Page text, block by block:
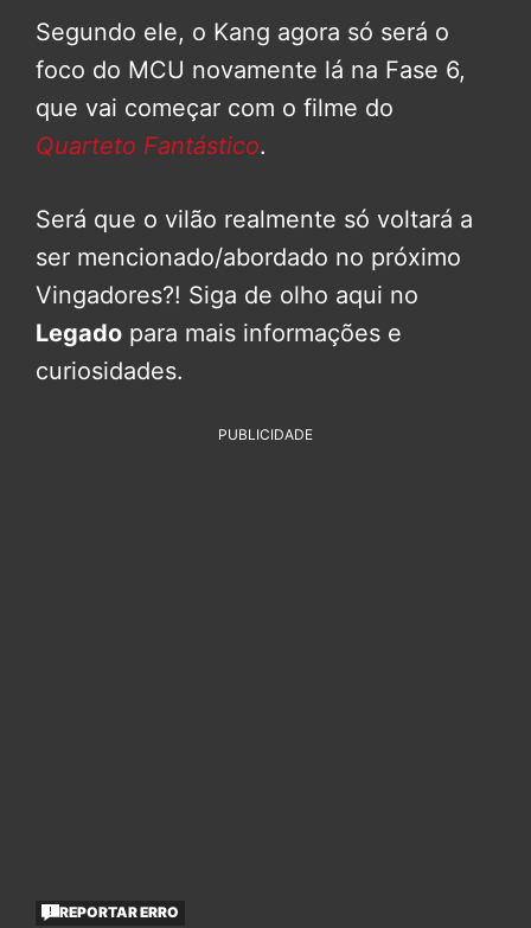
Segundo ele, o Kang agora só será o
foco do MCU novamente lá na Fase 6,
que vai começar com o filme do
Quarteto Fantástico.
Será que o vilão realmente só voltará a
ser mencionado/abordado no próximo
Vingadores?! Siga de olho aqui no
Legado para mais informações e
curiosidades.
PUBLICIDADE
REPORTAR ERRO